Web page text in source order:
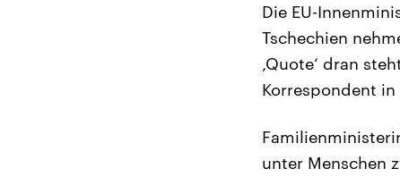
Die EU-
Tschechien
‚Quote‘ dran
Korrespondent in
unter Menschen